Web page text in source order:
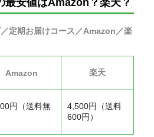
定期お届けコース／Amazon／楽
Amazon 楽天
円（送料無
4,500円（送料
600円）